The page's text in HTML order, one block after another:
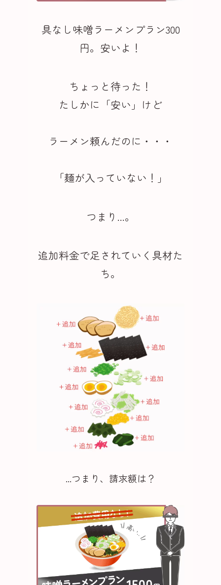
具なし味噌ラーメンプラン300
円。安いよ！
ちょっと待った！
たしかに「安い」けど
ラーメン頼んだのに・・・
「麺が入っていない！」
つまり...。
追加料金で足されていく具材た
ち。
...つまり、請求額は？